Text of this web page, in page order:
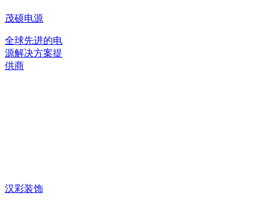
茂硕电源
全球先进的电
源解决方案提
供商
汉彩装饰